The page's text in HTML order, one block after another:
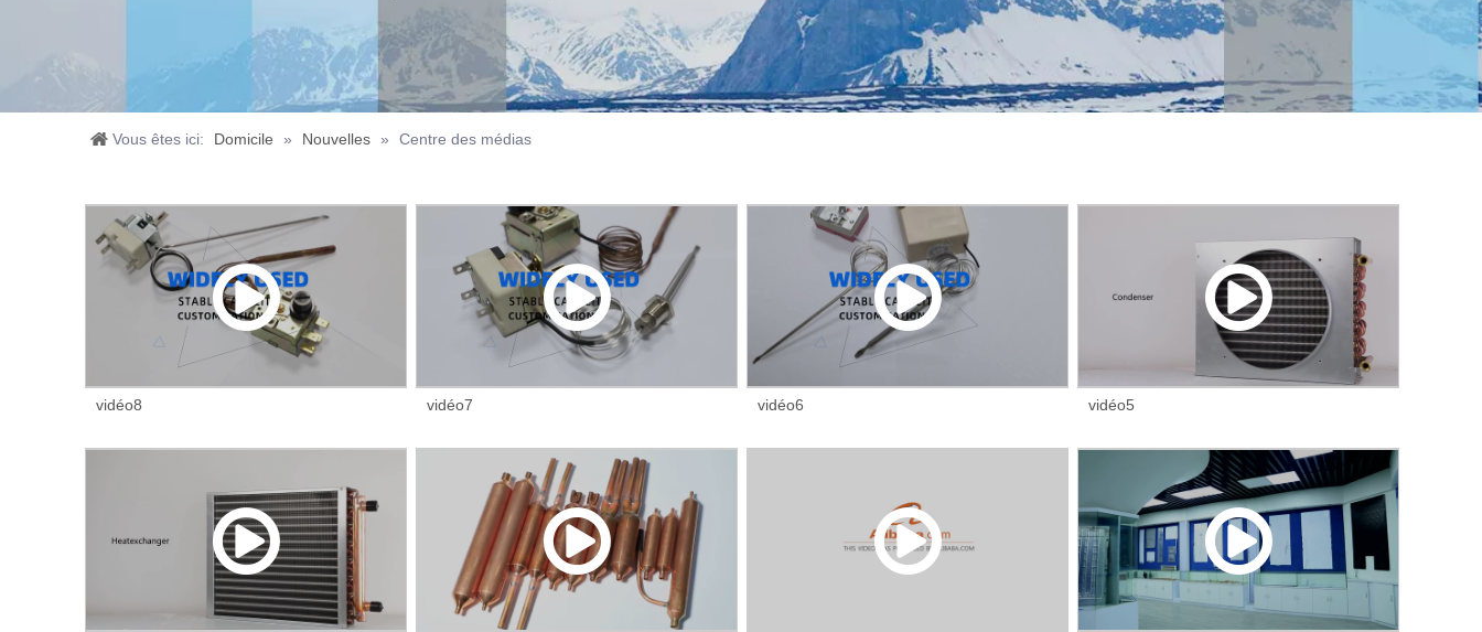
Vous êtes ici: Domicile » Nouvelles » Centre des médias
vidéo8 vidéo7 vidéo6 vidéo5